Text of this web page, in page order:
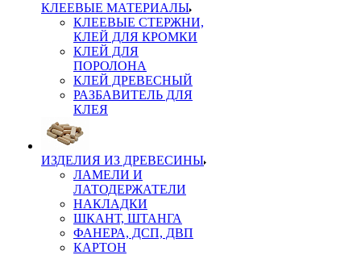
КЛЕЕВЫЕ МАТЕРИАЛЫ
КЛЕЕВЫЕ СТЕРЖНИ,
КЛЕЙ ДЛЯ КРОМКИ
КЛЕЙ ДЛЯ
ПОРОЛОНА
КЛЕЙ ДРЕВЕСНЫЙ
РАЗБАВИТЕЛЬ ДЛЯ
КЛЕЯ
ИЗДЕЛИЯ ИЗ ДРЕВЕСИНЫ
ЛАМЕЛИ И
ЛАТОДЕРЖАТЕЛИ
НАКЛАДКИ
ШКАНТ, ШТАНГА
ФАНЕРА, ДСП, ДВП
КАРТОН